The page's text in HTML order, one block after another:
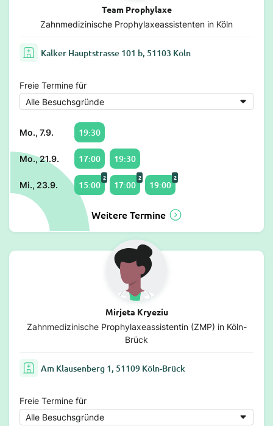
Team Prophylaxe
Zahnmedizinische Prophylaxeassistenten in Köln
Kalker Hauptstrasse 101 b, 51103 Köln
Freie Termine für
Mo., 7.9. 19:30
Mo., 21.9. 17:00 19:30
Mi., 23.9. 15:00
2
17:00
2
19:00
2
Weitere Termine
Mirjeta Kryeziu
Zahnmedizinische Prophylaxeassistentin (ZMP) in Köln-
Brück
Am Klausenberg 1, 51109 Köln-Brück
Freie Termine für